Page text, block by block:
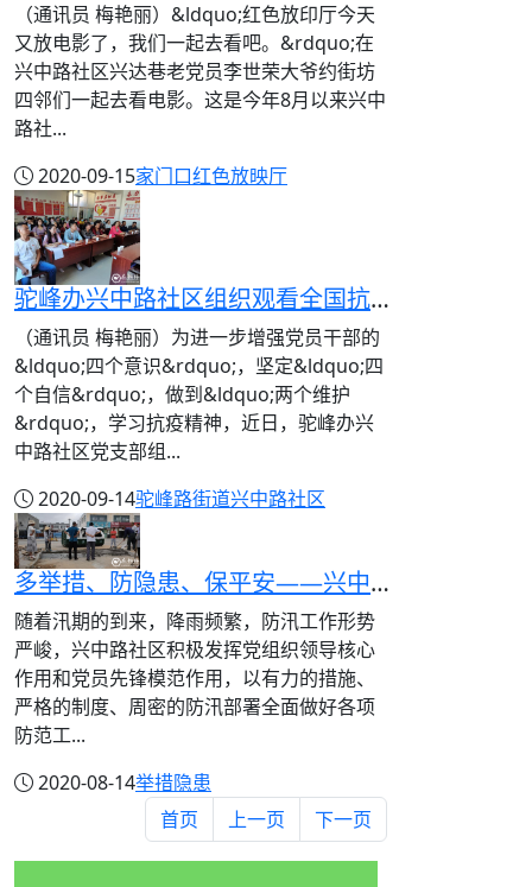
（通讯员 梅艳丽）&ldquo;红色放印厅今天
又放电影了，我们一起去看吧。&rdquo;在
兴中路社区兴达巷老党员李世荣大爷约街坊
四邻们一起去看电影。这是今年8月以来兴中
路社...
2020-09-15家门口红色放映厅
驼峰办兴中路社区组织观看全国抗击新冠肺炎疫情表彰大会
（通讯员 梅艳丽）为进一步增强党员干部的
&ldquo;四个意识&rdquo;，坚定&ldquo;四
个自信&rdquo;，做到&ldquo;两个维护
&rdquo;，学习抗疫精神，近日，驼峰办兴
中路社区党支部组...
2020-09-14驼峰路街道兴中路社区
多举措、防隐患、保平安——兴中路社区积极开展防汛工作
随着汛期的到来，降雨频繁，防汛工作形势
严峻，兴中路社区积极发挥党组织领导核心
作用和党员先锋模范作用，以有力的措施、
严格的制度、周密的防汛部署全面做好各项
防范工...
2020-08-14举措隐患
首页
上一页 下一页